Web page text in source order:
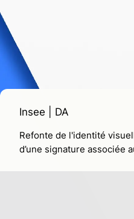
Insee | DA
Refonte de l'identité
d’une signature associée